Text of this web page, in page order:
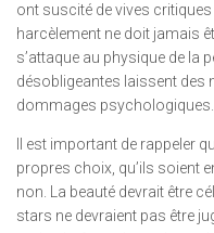
ont suscité de vives
harcèlement ne doit jamais
s’attaque au physique de la
désobligeantes laissent des
dommages psychologiques.
Il est important de rappeler
propres choix, qu’ils soient
non. La beauté devrait être
stars ne devraient pas être